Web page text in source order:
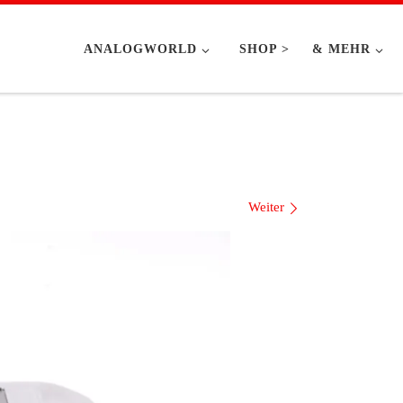
ANALOGWORLD SHOP > & MEHR
Weiter